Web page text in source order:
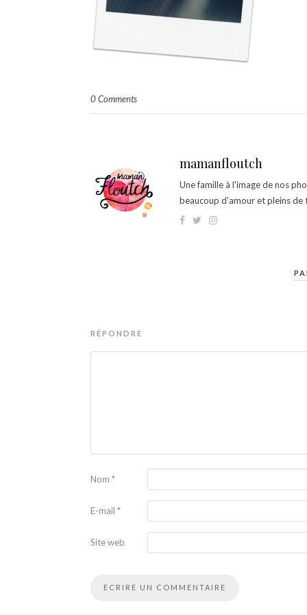
0 Comments
mamanfloutch
Une famille à l'image de nos
beaucoup d'amour et pleins de
RÉPONDRE
Nom *
E-mail *
Site web